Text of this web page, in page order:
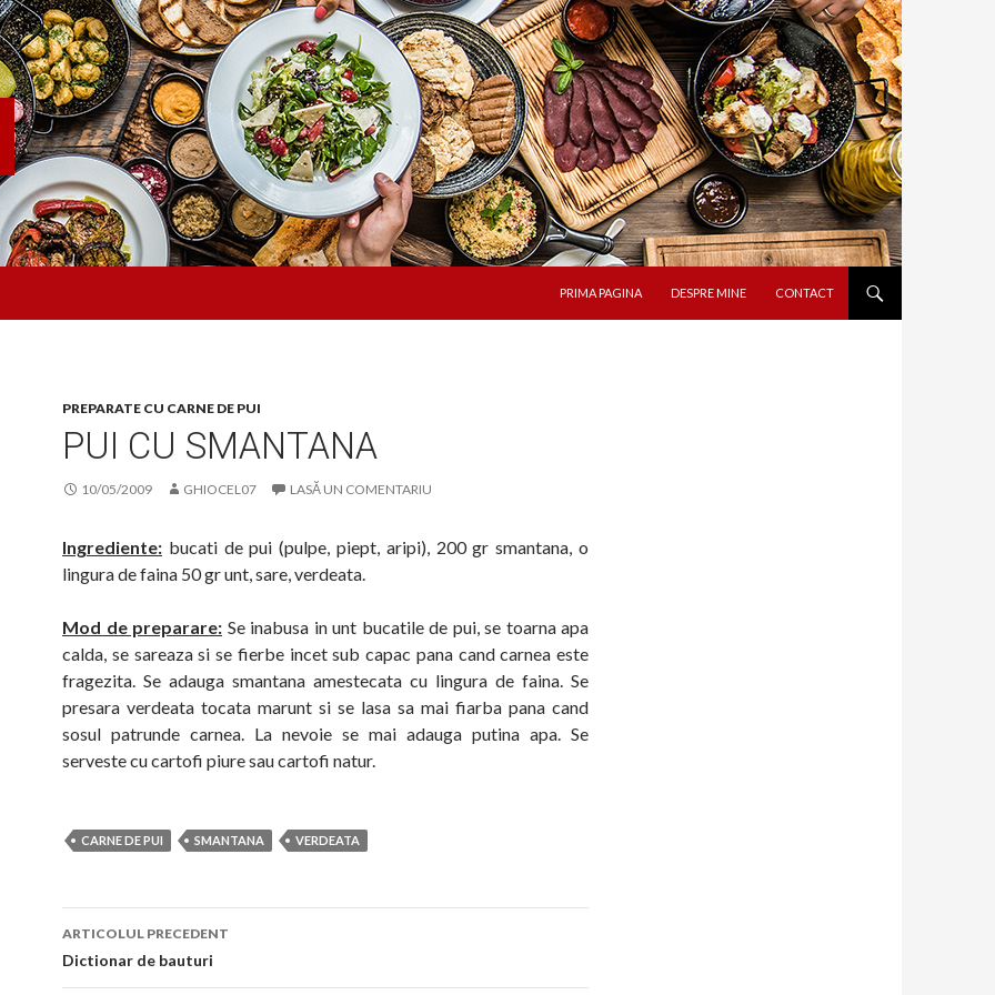
PRIMA PAGINA
DESPRE MINE CONTACT
PREPARATE CU CARNE DE PUI
PUI CU SMANTANA
10/05/2009 GHIOCEL07 LASĂ UN COMENTARIU
Ingrediente: bucati de pui (pulpe, piept, aripi), 200 gr smantana, o
lingura de faina 50 gr unt, sare, verdeata.
Mod de preparare: Se inabusa in unt bucatile de pui, se toarna apa
calda, se sareaza si se fierbe incet sub capac pana cand carnea este
fragezita. Se adauga smantana amestecata cu lingura de faina. Se
presara verdeata tocata marunt si se lasa sa mai fiarba pana cand
sosul patrunde carnea. La nevoie se mai adauga putina apa. Se
serveste cu cartofi piure sau cartofi natur.
CARNE DE PUI SMANTANA VERDEATA
Navigare
în
ARTICOLUL PRECEDENT
Dictionar de bauturi